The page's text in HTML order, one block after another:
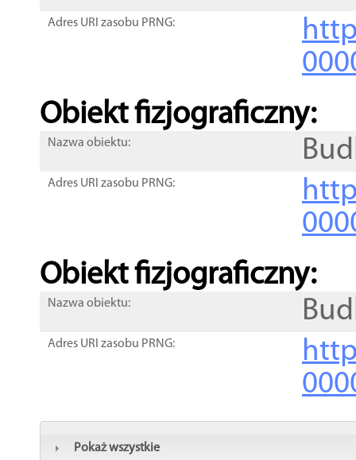
Adres URI zasobu PRNG:
Obiekt fizjograficzny:
Nazwa obiektu:
Adres URI zasobu PRNG:
Obiekt fizjograficzny:
Nazwa obiektu:
Adres URI zasobu PRNG:
Pokaż wszystkie